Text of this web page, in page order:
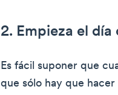
2. Empieza el
Es fácil suponer que
que sólo hay que